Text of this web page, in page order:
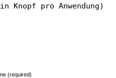
Knopf pro Anwendung)
(required)